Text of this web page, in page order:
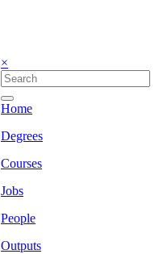
×
Home
Degrees
Courses
Jobs
People
Outputs